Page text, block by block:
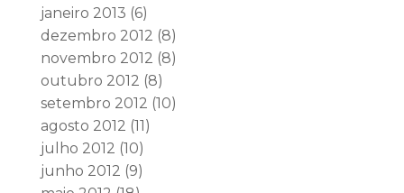
janeiro 2013 (6)
dezembro 2012 (8)
novembro 2012 (8)
outubro 2012 (8)
setembro 2012 (10)
agosto 2012 (11)
julho 2012 (10)
junho 2012 (9)